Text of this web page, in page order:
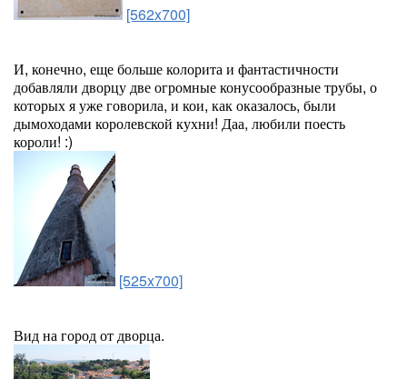
[562x700]
И, конечно, еще больше колорита и фантастичности
добавляли дворцу две огромные конусообразные трубы, о
которых я уже говорила, и кои, как оказалось, были
дымоходами королевской кухни! Даа, любили поесть
короли! :)
[525x700]
Вид на город от дворца.